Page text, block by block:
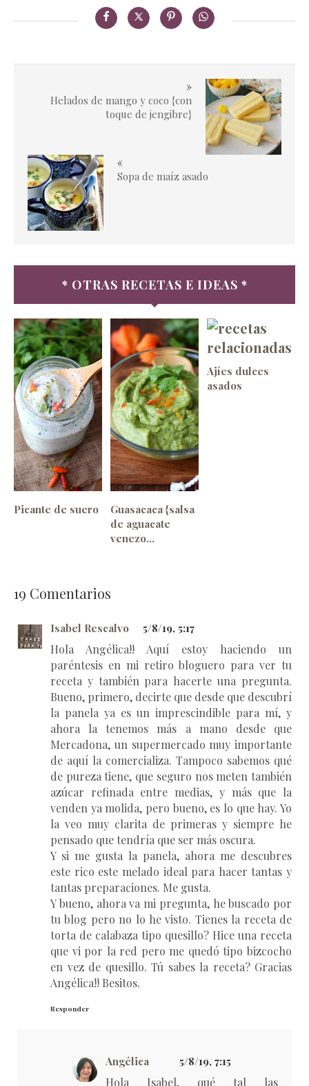
»
Helados de mango y coco {con
toque de jengibre}
«
Sopa de maíz asado
* OTRAS RECETAS E IDEAS *
Picante de suero
Guasacaca {salsa
de aguacate
venezo...
Ajíes dulces
asados
19 Comentarios
Isabel Rescalvo 5/8/19, 5:17
Hola Angélica!! Aquí estoy haciendo un
paréntesis en mi retiro bloguero para ver tu
receta y también para hacerte una pregunta.
Bueno, primero, decirte que desde que descubrí
la panela ya es un imprescindible para mí, y
ahora la tenemos más a mano desde que
Mercadona, un supermercado muy importante
de aquí la comercializa. Tampoco sabemos qué
de pureza tiene, que seguro nos meten también
azúcar refinada entre medias, y más que la
venden ya molida, pero bueno, es lo que hay. Yo
la veo muy clarita de primeras y siempre he
pensado que tendría que ser más oscura.
Y si me gusta la panela, ahora me descubres
este rico este melado ideal para hacer tantas y
tantas preparaciones. Me gusta.
Y bueno, ahora va mi pregunta, he buscado por
tu blog pero no lo he visto. Tienes la receta de
torta de calabaza tipo quesillo? Hice una receta
que vi por la red pero me quedó tipo bizcocho
en vez de quesillo. Tú sabes la receta? Gracias
Angélica!! Besitos.
Responder
Angélica 5/8/19, 7:15
Hola Isabel, qué tal las